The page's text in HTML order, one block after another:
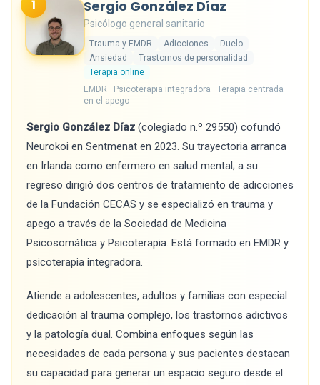
1 Sergio González Díaz
Psicólogo general sanitario
Trauma y EMDR Adicciones
Duelo
Ansiedad
Trastornos de personalidad
Terapia online
EMDR · Psicoterapia integradora · Terapia centrada
en el apego
Sergio González Díaz (colegiado n.º 29550) cofundó
Neurokoi en Sentmenat en 2023. Su trayectoria arranca
en Irlanda como enfermero en salud mental; a su
regreso dirigió dos centros de tratamiento de adicciones
de la Fundación CECAS y se especializó en trauma y
apego a través de la Sociedad de Medicina
Psicosomática y Psicoterapia. Está formado en EMDR y
psicoterapia integradora.
Atiende a adolescentes, adultos y familias con especial
dedicación al trauma complejo, los trastornos adictivos
y la patología dual. Combina enfoques según las
necesidades de cada persona y sus pacientes destacan
su capacidad para generar un espacio seguro desde el